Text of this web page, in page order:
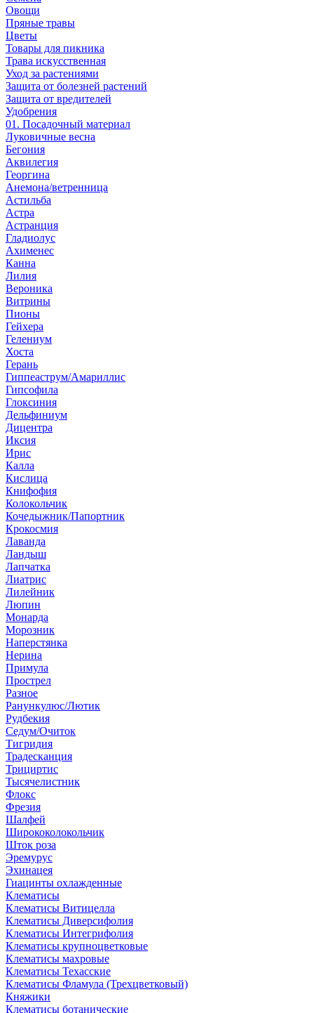
Овощи
Пряные травы
Цветы
Товары для пикника
Трава искусственная
Уход за растениями
Защита от болезней растений
Защита от вредителей
Удобрения
01. Посадочный материал
Луковичные весна
Бегония
Аквилегия
Георгина
Анемона/ветренница
Астильба
Астра
Астранция
Гладиолус
Ахименес
Канна
Лилия
Вероника
Витрины
Пионы
Гейхера
Гелениум
Хоста
Герань
Гиппеаструм/Амариллис
Гипсофила
Глоксиния
Дельфиниум
Дицентра
Иксия
Ирис
Калла
Кислица
Книфофия
Колокольчик
Кочедыжник/Папортник
Крокосмия
Лаванда
Ландыш
Лапчатка
Лиатрис
Лилейник
Люпин
Монарда
Морозник
Наперстянка
Нерина
Примула
Прострел
Разное
Ранункулюс/Лютик
Рудбекия
Седум/Очиток
Тигридия
Традесканция
Трициртис
Тысячелистник
Флокс
Фрезия
Шалфей
Ширококолокольчик
Шток роза
Эремурус
Эхинацея
Гиацинты охлажденные
Клематисы
Клематисы Витицелла
Клематисы Диверсифолия
Клематисы Интегрифолия
Клематисы крупноцветковые
Клематисы махровые
Клематисы Техасские
Клематисы Фламула (Трехцветковый)
Княжики
Клематисы ботанические